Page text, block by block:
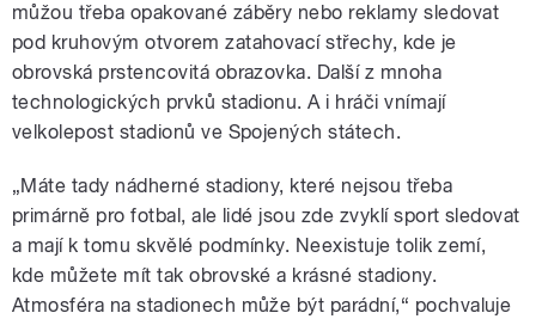
můžou třeba opakované záběry nebo reklamy sledovat
pod kruhovým otvorem zatahovací střechy, kde je
obrovská prstencovitá obrazovka. Další z mnoha
technologických prvků stadionu. A i hráči vnímají
velkolepost stadionů ve Spojených státech.
„Máte tady nádherné stadiony, které nejsou třeba
primárně pro fotbal, ale lidé jsou zde zvyklí sport sledovat
a mají k tomu skvělé podmínky. Neexistuje tolik zemí,
kde můžete mít tak obrovské a krásné stadiony.
Atmosféra na stadionech může být parádní,“ pochvaluje